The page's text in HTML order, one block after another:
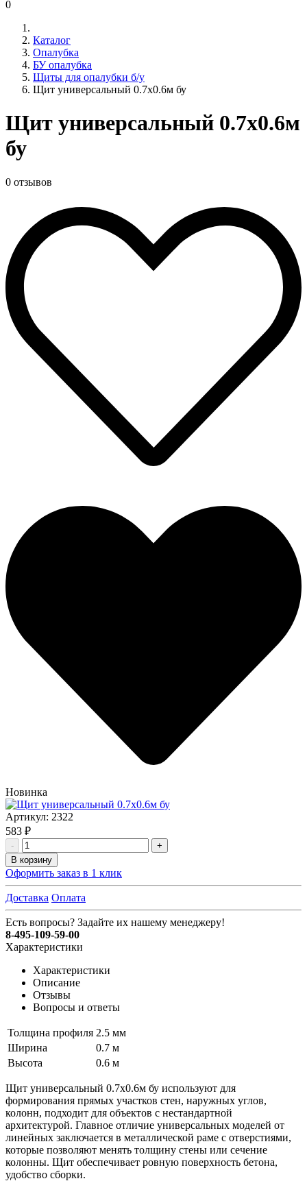
0
Каталог
Опалубка
БУ опалубка
Щиты для опалубки б/у
Щит универсальный 0.7x0.6м бу
Щит универсальный 0.7x0.6м
бу
0 отзывов
Новинка
Артикул: 2322
583 ₽
-
+
В корзину
Оформить заказ в 1 клик
Доставка Оплата
Есть вопросы? Задайте их нашему менеджеру!
8-495-109-59-00
Характеристики
Характеристики
Описание
Отзывы
Вопросы и ответы
Толщина профиля 2.5 мм
Ширина
0.7 м
Высота
0.6 м
Щит универсальный 0.7x0.6м бу используют для
формирования прямых участков стен, наружных углов,
колонн, подходит для объектов с нестандартной
архитектурой. Главное отличие универсальных моделей от
линейных заключается в металлической раме с отверстиями,
которые позволяют менять толщину стены или сечение
колонны. Щит обеспечивает ровную поверхность бетона,
удобство сборки.